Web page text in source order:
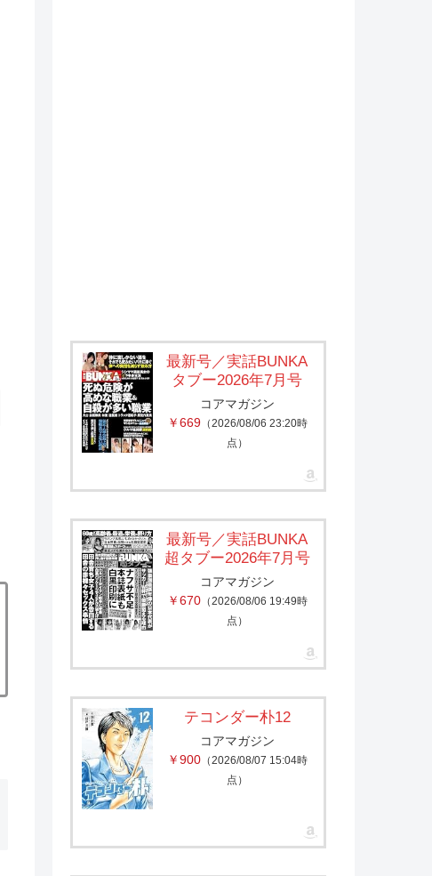
最新号／実話BUNKA
タブー2026年7月号
コアマガジン
￥669（2026/08/06 23:20時
点）
最新号／実話BUNKA
超タブー2026年7月号
コアマガジン
￥670（2026/08/06 19:49時
点）
テコンダー朴12
コアマガジン
￥900（2026/08/07 15:04時
点）